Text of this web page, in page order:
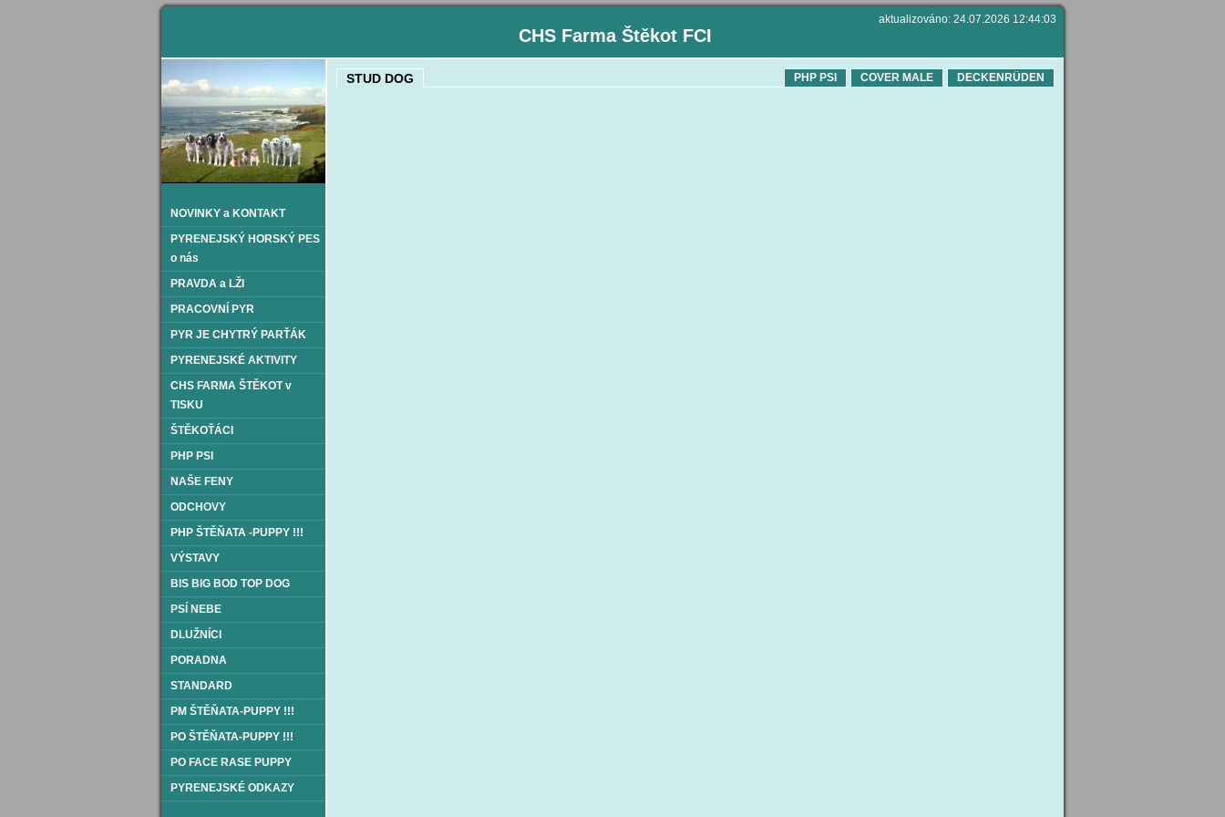
aktualizováno: 24.07.2026 12:44:03
CHS Farma Štěkot FCI
NOVINKY a KONTAKT
PYRENEJSKÝ HORSKÝ PES
o nás
PRAVDA a LŽI
PRACOVNÍ PYR
PYR JE CHYTRÝ PARŤÁK
PYRENEJSKÉ AKTIVITY
CHS FARMA ŠTĚKOT v
TISKU
ŠTĚKOŤÁCI
PHP PSI
NAŠE FENY
ODCHOVY
PHP ŠTĚŇATA -PUPPY !!!
VÝSTAVY
BIS BIG BOD TOP DOG
PSÍ NEBE
DLUŽNÍCI
PORADNA
STANDARD
PM ŠTĚŇATA-PUPPY !!!
PO ŠTĚŇATA-PUPPY !!!
PO FACE RASE PUPPY
PYRENEJSKÉ ODKAZY
STUD DOG DECKENRÜDEN
COVER MALE
PHP PSI